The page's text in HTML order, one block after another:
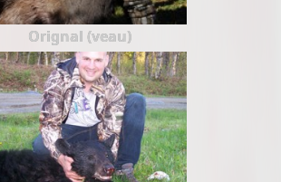
Orignal (veau)